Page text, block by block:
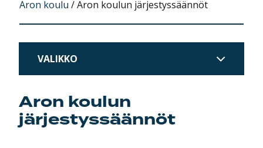
Aron koulu /Aron koulun järjestyssäännöt
VALIKKO
Aron koulun
järjestyssäännöt